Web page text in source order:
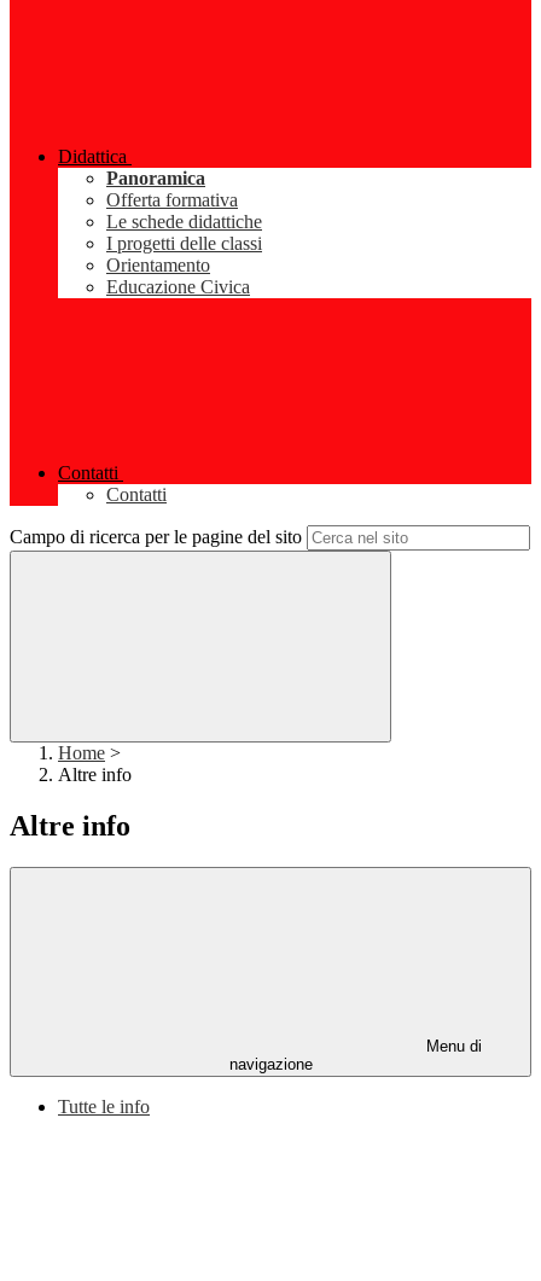
Didattica
Panoramica
Offerta formativa
Le schede didattiche
I progetti delle classi
Orientamento
Educazione Civica
Contatti
Contatti
Campo di ricerca per le pagine del sito
Home >
Altre info
Altre info
Menu di
navigazione
Tutte le info